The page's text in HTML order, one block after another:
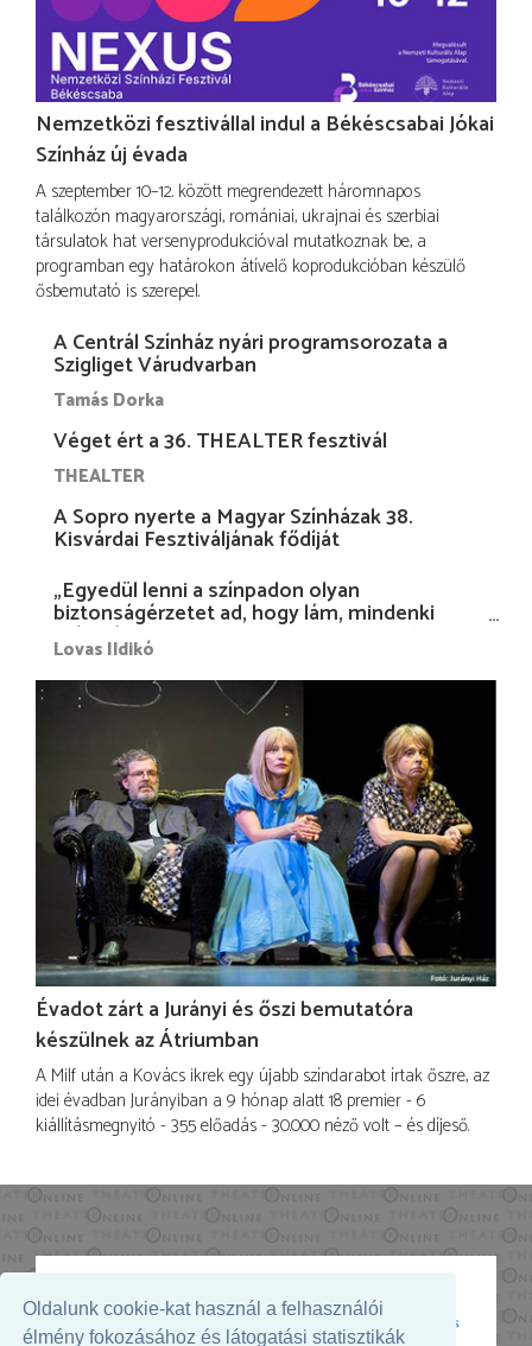
Oldalunk cookie-kat használ a felhasználói
élmény fokozásához és látogatási statisztikák
Nemzetközi fesztivállal indul a Békéscsabai Jókai
Színház új évada
A szeptember 10–12. között megrendezett háromnapos
találkozón magyarországi, romániai, ukrajnai és szerbiai
társulatok hat versenyprodukcióval mutatkoznak be, a
programban egy határokon átívelő koprodukcióban készülő
ősbemutató is szerepel.
A Centrál Színház nyári programsorozata a
Szigliget Várudvarban
Tamás Dorka
Véget ért a 36. THEALTER fesztivál
THEALTER
A Sopro nyerte a Magyar Színházak 38.
Kisvárdai Fesztiváljának fődíját
„Egyedül lenni a színpadon olyan
biztonságérzetet ad, hogy lám, mindenki
más nélkül is megvagyok magammal…”
Lovas Ildikó
Évadot zárt a Jurányi és őszi bemutatóra
készülnek az Átriumban
A Milf után a Kovács ikrek egy újabb színdarabot írtak őszre, az
idei évadban Jurányiban a 9 hónap alatt 18 premier - 6
kiállításmegnyitó - 355 előadás - 30.000 néző volt – és díjeső.
Az oldal megjelenését támogatja: